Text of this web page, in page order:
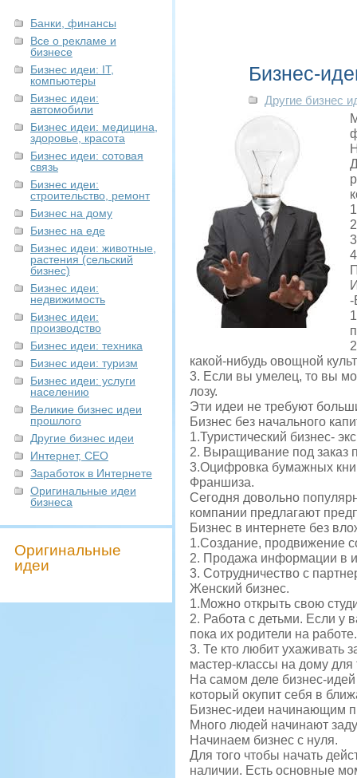
Банки, финансы
Все о рекламе и
бизнесе
Бизнес идеи: IT,
компьютеры
Бизнес идеи:
автомобили
Бизнес идеи: медицина,
здоровье, красота
Бизнес идеи: сотовая
связь
Бизнес идеи:
строительство, ремонт
Бизнес на дому
Бизнес на еде
Бизнес идеи: животные,
растения (сельский
бизнес)
Бизнес идеи:
недвижимость
Бизнес идеи:
производство
Бизнес идеи: техника
Бизнес идеи: туризм
Бизнес идеи: услуги
населению
Великие бизнес идеи
прошлого
Другие бизнес идеи
Интернет, СЕО
Заработок в Интернете
Оригинальные идеи
бизнеса
Оригинальные
идеи
Бизнес-
Другие бизнес
-
какой-нибудь овощной
3. Если вы умелец, то вы
лозу.
Эти идеи не требуют
Бизнес без начального
1.Туристический бизнес-
2. Выращивание под заказ
3.Оцифровка бумажных
Франшиза.
Сегодня довольно
компании предлагают
Бизнес в интернете без
1.Создание, продвижение
2. Продажа информации в
3. Сотрудничество с
Женский бизнес.
1.Можно открыть свою
2. Работа с детьми. Если у
пока их родители на работе.
3. Те кто любит ухаживать
мастер-классы на дому
На самом деле бизнес-
который окупит себя в
Бизнес-идеи начинающим
Много людей начинают
Начинаем бизнес с нуля.
Для того чтобы начать
наличии. Есть основные